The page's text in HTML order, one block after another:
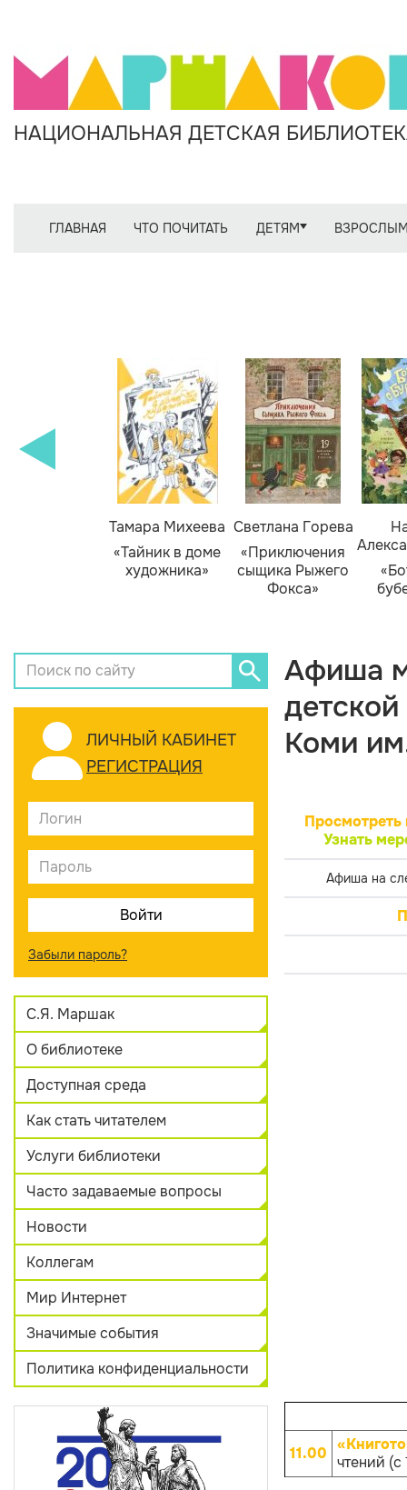
НАЦИОНАЛЬНАЯ ДЕТСКАЯ
ГЛАВНАЯ ЧТО ПОЧИТАТЬ ДЕТЯМ
Тамара Михеева
«Тайник в доме
художника»
Светлана Горева
«Приключения
сыщика Рыжего
Фокса»
ЛИЧНЫЙ КАБИНЕТ
РЕГИСТРАЦИЯ
Забыли пароль?
С.Я. Маршак
О библиотеке
Доступная среда
Как стать читателем
Услуги библиотеки
Часто задаваемые вопросы
Новости
Коллегам
Мир Интернет
Значимые события
Политика конфиденциальности
Афиша
Коми
Просмотреть
Узнать
Афиша на
11.00 чтений (с